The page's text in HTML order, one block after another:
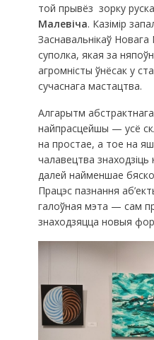
той прывёз зорку
Малевіча. Казімір
Заснавальнікаў
суполка, якая за
агромністы ўнёсак у
сучаснага мастацтва.
Алгарытм
найпрасцейшы — усё
на простае, а тое на
чалавецтва знаходзіць
далей найменшае
Працэс пазнання
галоўная мэта — сам
знаходзяцца новыя